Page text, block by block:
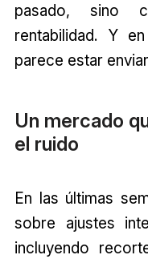
pasado, sino
rentabilidad. Y
parece estar
Un mercado
el ruido
En las últimas
sobre ajustes
incluyendo